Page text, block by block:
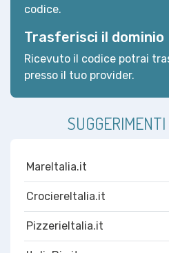
codice.
Trasferisci il dominio
Ricevuto il codice potrai
presso il tuo provider.
MareItalia.it
CrociereItalia.it
PizzerieItalia.it